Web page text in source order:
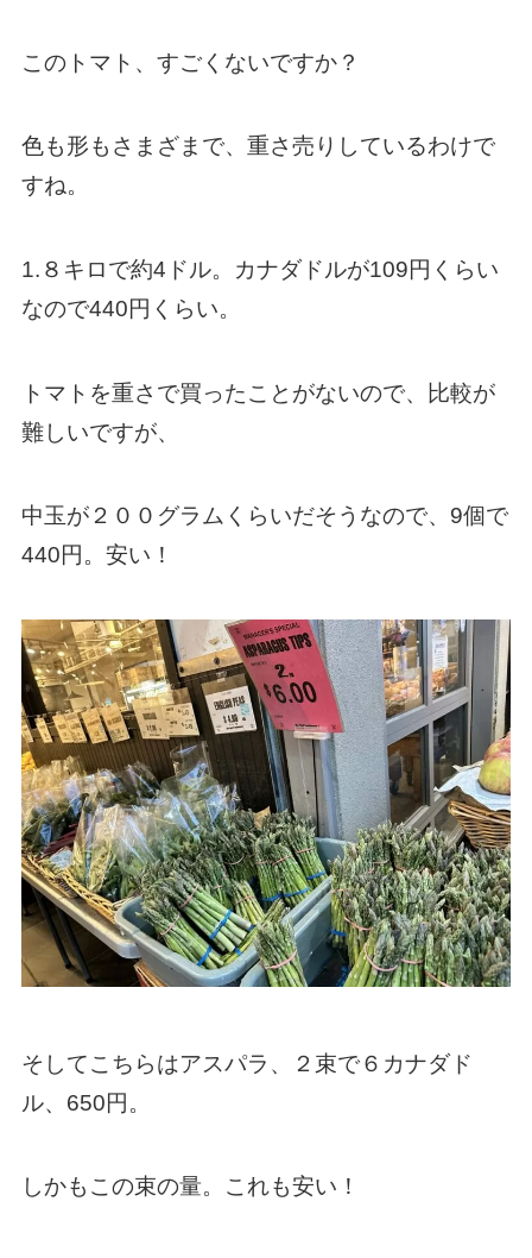
このトマト、すごくないですか？
色も形もさまざまで、重さ売りしているわけで
すね。
1.８キロで約4ドル。カナダドルが109円くらい
なので440円くらい。
トマトを重さで買ったことがないので、比較が
難しいですが、
中玉が２００グラムくらいだそうなので、9個で
440円。安い！
そしてこちらはアスパラ、２束で６カナダド
ル、650円。
しかもこの束の量。これも安い！